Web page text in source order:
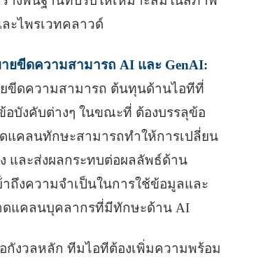
ะไพรเวทคลาวด์
ขีดความสามารถ AI และ GenAI:
ขีดความสามารถ ต้นทุนด้านไอทีที่
อบังคับต่างๆ ในขณะที่ ต้องบรรลุข้อ
แคลนทักษะสามารถทำให้การเปลี่ยน
ละส่งผลกระทบต่อผลลัพธ์ด้าน
ถึงความจําเป็นในการใช้ข้อมูลและ
ดแคลนบุคลากรที่มีทักษะด้าน AI
งวลหลัก ทีมไอทีต้องเพิ่มความพร้อม